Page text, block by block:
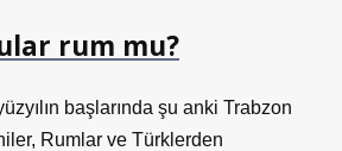
rum mu?
başlarında şu anki Trabzon
Rumlar ve Türklerden